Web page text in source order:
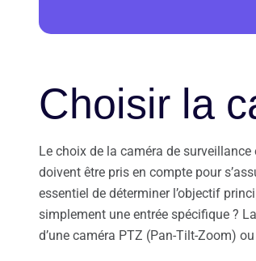
Choisir la
Le choix de la caméra de
doivent être pris en compte pour
essentiel de déterminer l’objectif
simplement une entrée spécifique ?
d’une caméra PTZ (Pan-Tilt-Zoom)